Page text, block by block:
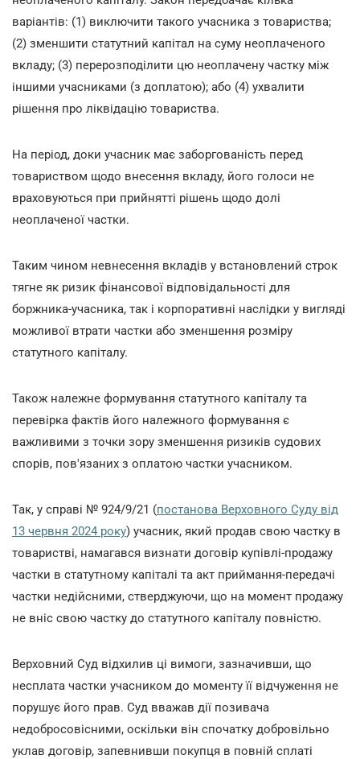
варіантів: (1) виключити такого учасника з товариства;
(2) зменшити статутний капітал на суму неоплаченого
вкладу; (3) перерозподілити цю неоплачену частку між
іншими учасниками (з доплатою); або (4) ухвалити
рішення про ліквідацію товариства.
На період, доки учасник має заборгованість перед
товариством щодо внесення вкладу, його голоси не
враховуються при прийнятті рішень щодо долі
неоплаченої частки.
Таким чином невнесення вкладів у встановлений строк
тягне як ризик фінансової відповідальності для
боржника-учасника, так і корпоративні наслідки у вигляді
можливої втрати частки або зменшення розміру
статутного капіталу.
Також належне формування статутного капіталу та
перевірка фактів його належного формування є
важливими з точки зору зменшення ризиків судових
спорів, пов'язаних з оплатою частки учасником.
Так, у справі № 924/9/21 (постанова Верховного Суду від
13 червня 2024 року) учасник, який продав свою частку в
товаристві, намагався визнати договір купівлі-продажу
частки в статутному капіталі та акт приймання-передачі
частки недійсними, стверджуючи, що на момент продажу
не вніс свою частку до статутного капіталу повністю.
Верховний Суд відхилив ці вимоги, зазначивши, що
несплата частки учасником до моменту її відчуження не
порушує його прав. Суд вважав дії позивача
недобросовісними, оскільки він спочатку добровільно
уклав договір, запевнивши покупця в повній сплаті